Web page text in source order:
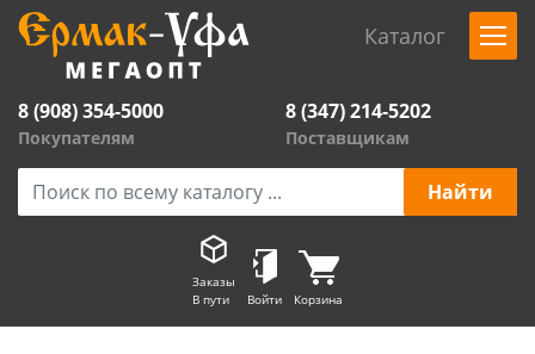
Каталог
8 (908) 354-5000
Покупателям
8 (347) 214-5202
Поставщикам
Заказы
В пути
Войти Корзина